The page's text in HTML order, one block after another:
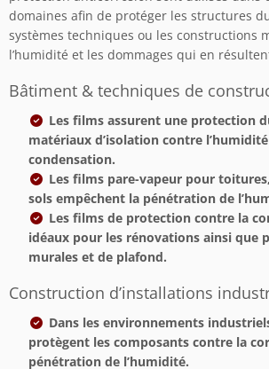
domaines afin de protéger les structures
systèmes techniques ou les constructions
l’humidité et les dommages qui en
Bâtiment & techniques de
Les films assurent une protection
matériaux d’isolation contre
condensation.
Les films pare-vapeur pour
sols empêchent la pénétration de
Les films de protection contre la
idéaux pour les rénovations ainsi que
murales et de plafond.
Construction d’installations
Dans les environnements
protègent les composants contre la
pénétration de l’humidité.